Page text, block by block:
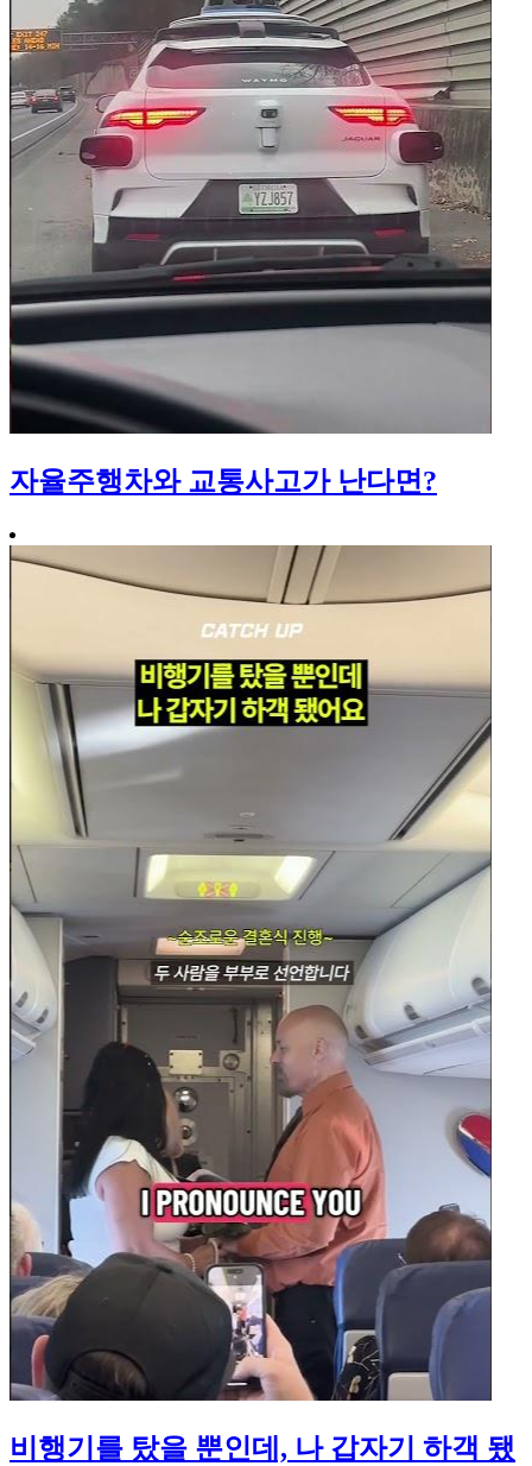
자율주행차와 교통사고가 난다면?
비행기를 탔을 뿐인데, 나 갑자기 하객 됐